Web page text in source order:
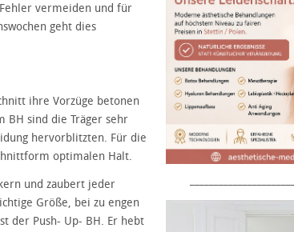
vermeiden und für
geht dies
ihre Vorzüge betonen
BH sind die Träger sehr
hervorblitzten. Für die
optimalen Halt.
und zaubert jeder
Größe, bei zu engen
der Push- Up- BH. Er hebt